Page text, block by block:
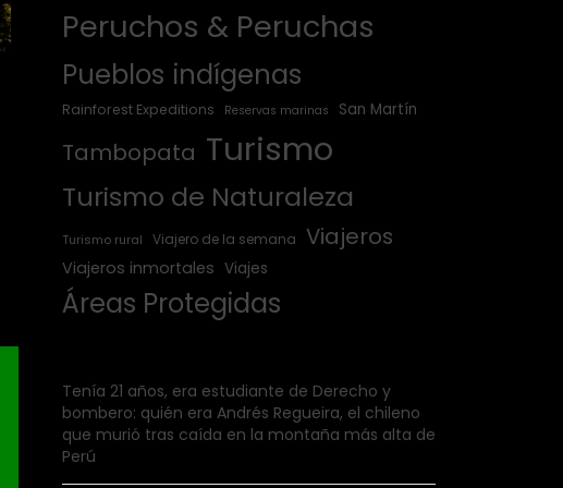
Peruchos & Peruchas
Pueblos indígenas
Rainforest Expeditions Reservas marinas San Martín
Tambopata Turismo
Turismo de Naturaleza
Turismo rural Viajero de la semana Viajeros
Viajeros inmortales Viajes
Áreas Protegidas
Tenía 21 años, era estudiante de Derecho y
bombero: quién era Andrés Regueira, el chileno
que murió tras caída en la montaña más alta de
Perú